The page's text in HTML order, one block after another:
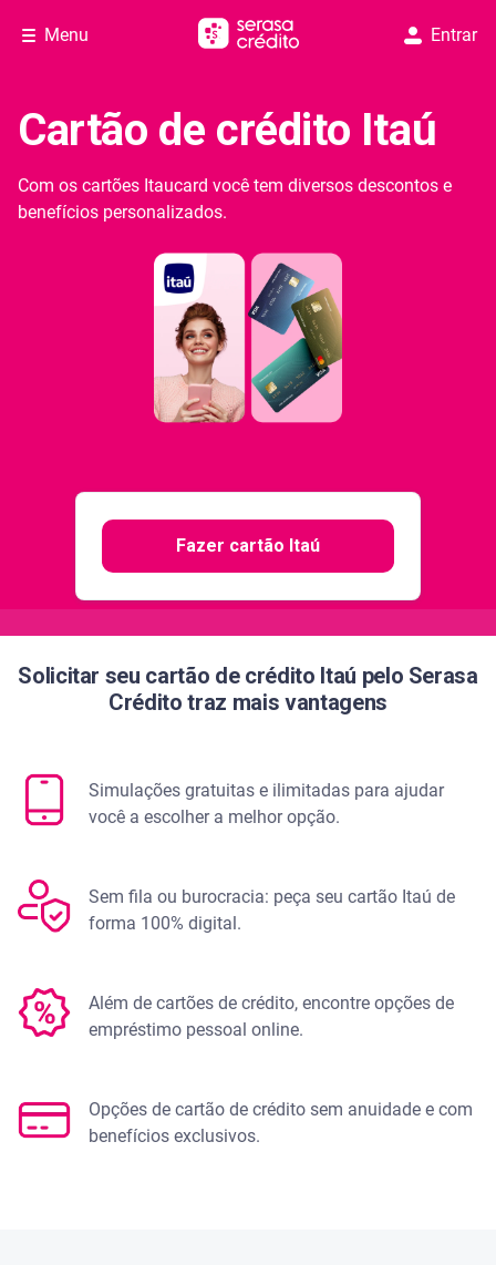
Menu Entrar
Cartão de crédito Itaú
Com os cartões Itaucard você tem diversos descontos e
benefícios personalizados.
Fazer cartão Itaú
Solicitar seu cartão de crédito Itaú pelo Serasa
Crédito traz mais vantagens
Simulações gratuitas e ilimitadas para ajudar
você a escolher a melhor opção.
Sem fila ou burocracia: peça seu cartão Itaú de
forma 100% digital.
Além de cartões de crédito, encontre opções de
empréstimo pessoal online.
Opções de cartão de crédito sem anuidade e com
benefícios exclusivos.